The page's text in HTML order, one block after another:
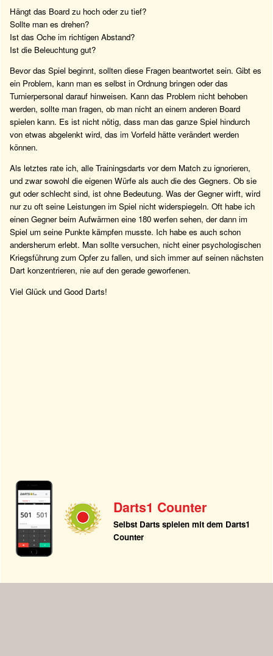
Hängt das Board zu hoch oder zu tief?
Sollte man es drehen?
Ist das Oche im richtigen Abstand?
Ist die Beleuchtung gut?
Bevor das Spiel beginnt, sollten diese Fragen beantwortet sein. Gibt es
ein Problem, kann man es selbst in Ordnung bringen oder das
Turnierpersonal darauf hinweisen. Kann das Problem nicht behoben
werden, sollte man fragen, ob man nicht an einem anderen Board
spielen kann. Es ist nicht nötig, dass man das ganze Spiel hindurch
von etwas abgelenkt wird, das im Vorfeld hätte verändert werden
können.
Als letztes rate ich, alle Trainingsdarts vor dem Match zu ignorieren,
und zwar sowohl die eigenen Würfe als auch die des Gegners. Ob sie
gut oder schlecht sind, ist ohne Bedeutung. Was der Gegner wirft, wird
nur zu oft seine Leistungen im Spiel nicht widerspiegeln. Oft habe ich
einen Gegner beim Aufwärmen eine 180 werfen sehen, der dann im
Spiel um seine Punkte kämpfen musste. Ich habe es auch schon
andersherum erlebt. Man sollte versuchen, nicht einer psychologischen
Kriegsführung zum Opfer zu fallen, und sich immer auf seinen nächsten
Dart konzentrieren, nie auf den gerade geworfenen.
Viel Glück und Good Darts!
Darts1 Counter
Selbst Darts spielen mit dem Darts1
Counter